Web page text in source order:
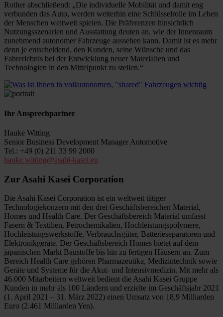
Rother abschließend: „Die individuelle Mobilität und damit eng
verbunden das Auto, werden weiterhin eine Schlüsselrolle im Leben
der Menschen weltweit spielen. Die Präferenzen hinsichtlich
Nutzungsszenarien und Ausstattung deuten an, wie der Innenraum
zunehmend autonomer Fahrzeuge aussehen kann. Damit ist es mehr
denn je entscheidend, den Kunden, seine Wünsche und das
Fahrerlebnis bei der Entwicklung neuer Materialien und
Technologien in den Mittelpunkt zu stellen.“
Ihr Ansprechpartner
Hauke Witting
Senior Business Development Manager Automotive
Tel.: +49 (0) 211 33 99 2000
hauke.witting@asahi-kasei.eu
Zur Asahi Kasei Corporation
Die Asahi Kasei Corporation ist ein weltweit tätiger
Technologiekonzern mit den drei Geschäftsbereichen Material,
Homes und Health Care. Der Geschäftsbereich Material umfasst
Fasern & Textilien, Petrochemikalien, Hochleistungspolymere,
Hochleistungswerkstoffe, Verbrauchsgüter, Batterieseparatoren und
Elektronikgeräte. Der Geschäftsbereich Homes bietet auf dem
japanischen Markt Baustoffe bis hin zu fertigen Häusern an. Zum
Bereich Health Care gehören Pharmazeutika, Medizintechnik sowie
Geräte und Systeme für die Akut- und Intensivmedizin. Mit mehr als
46.000 Mitarbeitern weltweit bedient die Asahi Kasei Gruppe
Kunden in mehr als 100 Ländern und erzielte im Geschäftsjahr 2021
(1. April 2021 – 31. März 2022) einen Umsatz von 18,9 Milliarden
Euro (2.461 Milliarden Yen).